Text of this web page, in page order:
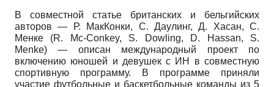
В совместной статье британских и бельгийских
авторов — Р. МакКонки, С. Даулинг, Д. Хасан, С.
Менке (R. Mc-Conkey, S. Dowling, D. Hassan, S.
Menke) — описан международный проект по
включению юношей и девушек с ИН в совместную
спортивную программу. В программе приняли
участие футбольные и баскетбольные команды из 5